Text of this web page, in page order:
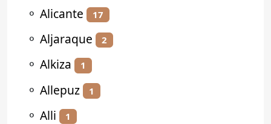
⚬ Alicante 17
⚬ Aljaraque 2
⚬ Alkiza 1
⚬ Allepuz 1
⚬ Alli 1